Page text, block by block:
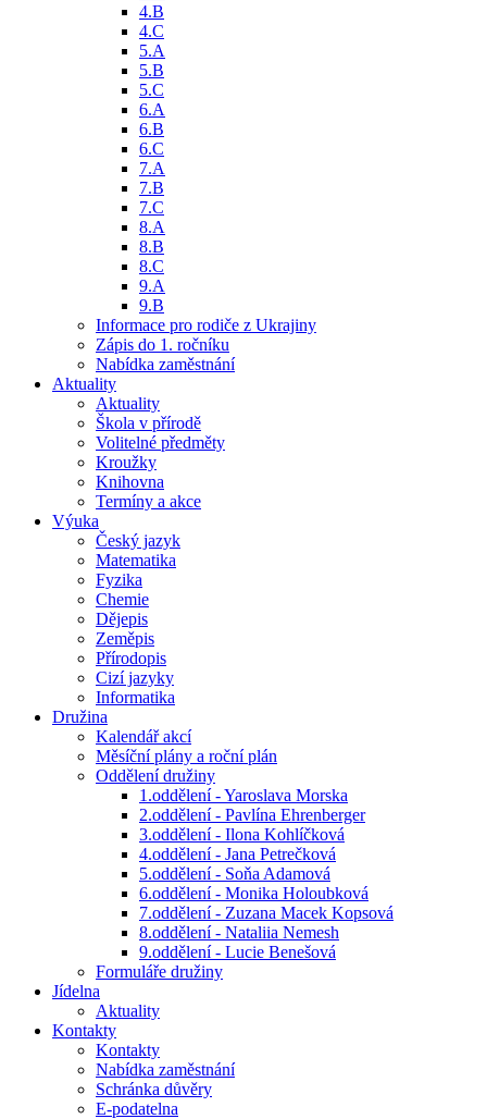
4.B
4.C
5.A
5.B
5.C
6.A
6.B
6.C
7.A
7.B
7.C
8.A
8.B
8.C
9.A
9.B
Informace pro rodiče z Ukrajiny
Zápis do 1. ročníku
Nabídka zaměstnání
Aktuality
Aktuality
Škola v přírodě
Volitelné předměty
Kroužky
Knihovna
Termíny a akce
Výuka
Český jazyk
Matematika
Fyzika
Chemie
Dějepis
Zeměpis
Přírodopis
Cizí jazyky
Informatika
Družina
Kalendář akcí
Měsíční plány a roční plán
Oddělení družiny
1.oddělení - Yaroslava Morska
2.oddělení - Pavlína Ehrenberger
3.oddělení - Ilona Kohlíčková
4.oddělení - Jana Petrečková
5.oddělení - Soňa Adamová
6.oddělení - Monika Holoubková
7.oddělení - Zuzana Macek Kopsová
8.oddělení - Nataliia Nemesh
9.oddělení - Lucie Benešová
Formuláře družiny
Jídelna
Aktuality
Kontakty
Kontakty
Nabídka zaměstnání
Schránka důvěry
E-podatelna